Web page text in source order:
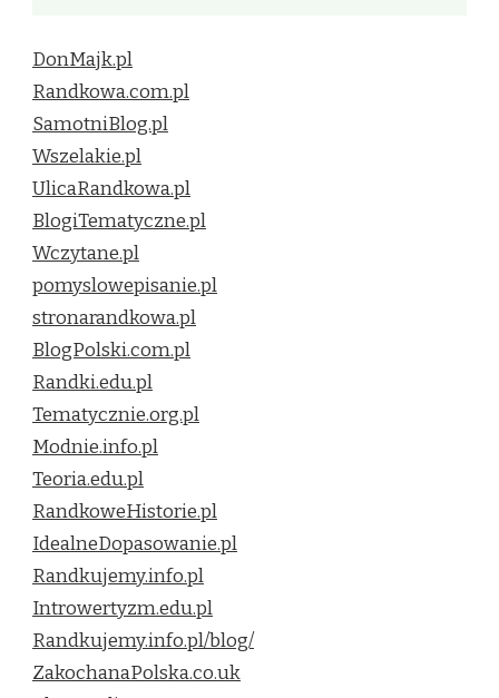
DonMajk.pl
Randkowa.com.pl
SamotniBlog.pl
Wszelakie.pl
UlicaRandkowa.pl
BlogiTematyczne.pl
Wczytane.pl
pomyslowepisanie.pl
stronarandkowa.pl
BlogPolski.com.pl
Randki.edu.pl
Tematycznie.org.pl
Modnie.info.pl
Teoria.edu.pl
RandkoweHistorie.pl
IdealneDopasowanie.pl
Randkujemy.info.pl
Introwertyzm.edu.pl
Randkujemy.info.pl/blog/
ZakochanaPolska.co.uk